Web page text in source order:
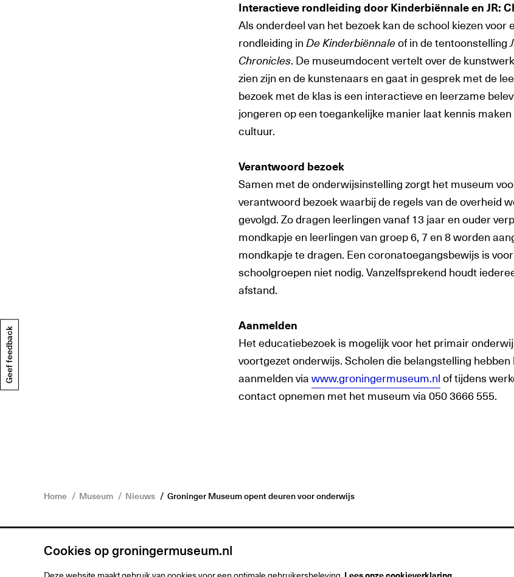
Cookies op groningermuseum.nl
Lees onze cookieverklaring
Interactieve rondleiding door Kinderbiënnale en JR:
Als onderdeel van het bezoek kan de school kiezen voor
rondleiding in De Kinderbiënnaleof in de tentoonstelling
Chronicles. De museumdocent vertelt over de
zien zijn en de kunstenaars en gaat in gesprek met de
bezoek met de klas is een interactieve en leerzame
jongeren op een toegankelijke manier laat kennis
cultuur.
Verantwoord bezoek
Samen met de onderwijsinstelling zorgt het museum
verantwoord bezoek waarbij de regels van de overheid
gevolgd. Zo dragen leerlingen vanaf 13 jaar en ouder
mondkapje en leerlingen van groep 6, 7 en 8 worden
mondkapje te dragen. Een coronatoegangsbewijs is voor
schoolgroepen niet nodig. Vanzelfsprekend houdt
afstand.
Aanmelden
Het educatiebezoek is mogelijk voor het primair
voortgezet onderwijs. Scholen die belangstelling hebben
aanmelden via www.groningermuseum.nl of tijdens
contact opnemen met het museum via 050 3666 555.
Home Museum Nieuws Groninger Museum opent deuren voor onderwijs
Geef feedback